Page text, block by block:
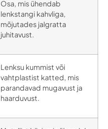
Osa, mis ühendab
lenkstangi kahvliga,
mõjutades jalgratta
juhitavust.
Lenksu kummist või
vahtplastist katted, mis
parandavad mugavust ja
haarduvust.